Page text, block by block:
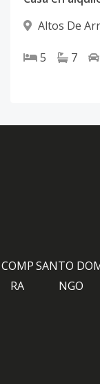
Altos De
5 7
COMP
RA
SANTO
NGO